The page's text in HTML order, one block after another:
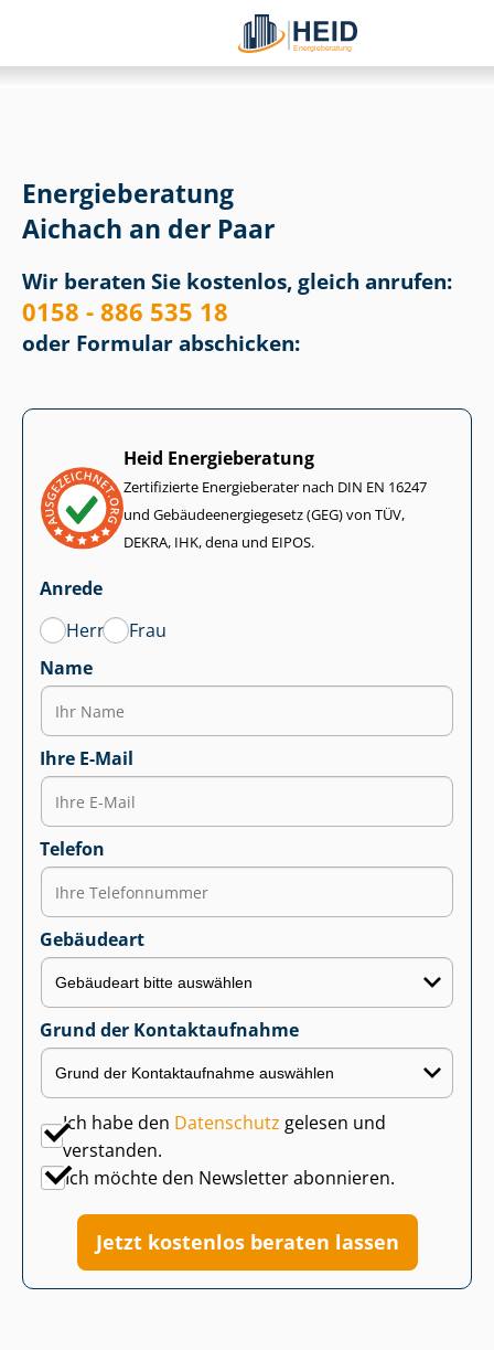
Energieberatung
Aichach an der Paar
Wir beraten Sie kostenlos, gleich anrufen:
0158 - 886 535 18
oder Formular abschicken:
Heid Energieberatung
Zertifizierte Energieberater nach DIN EN 16247
und Ge­bäu­de­en­er­gie­ge­setz (GEG) von TÜV,
DEKRA, IHK, dena und EIPOS.
Anrede
Herr
Frau
Name
Ihre E-Mail
Telefon
Gebäudeart
Grund der Kontaktaufnahme
Ich habe den Datenschutz gelesen und
verstanden.
Ich möchte den Newsletter abonnieren.
Jetzt kostenlos beraten lassen